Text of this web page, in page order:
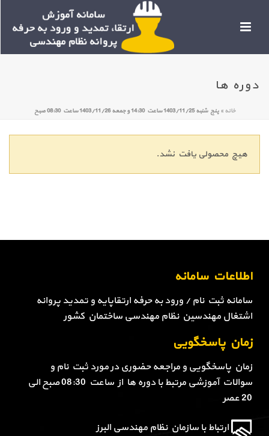
دوره ها
خانه »پنج شنبه 1403/11/25 ساعت 14:30 و جمعه 1403/11/26 ساعت 08:30 صبح
هیچ محصولی یافت نشد.
اطلاعات سامانه
سامانه ثبت نام / ورود به حرفه ارتقاپایه و تمدید پروانه
اشتغال مهندسین نظام مهندسی ساختمان کشور
زمان پاسخگویی
زمان پاسخگویی و مراجعه حضوری در مورد ثبت نام و
سوالات آموزشی مرتبط با دوره ها از ساعت 08:30 صبح الی
20 عصر
ارتباط با سازمان نظام مهندسی البرز